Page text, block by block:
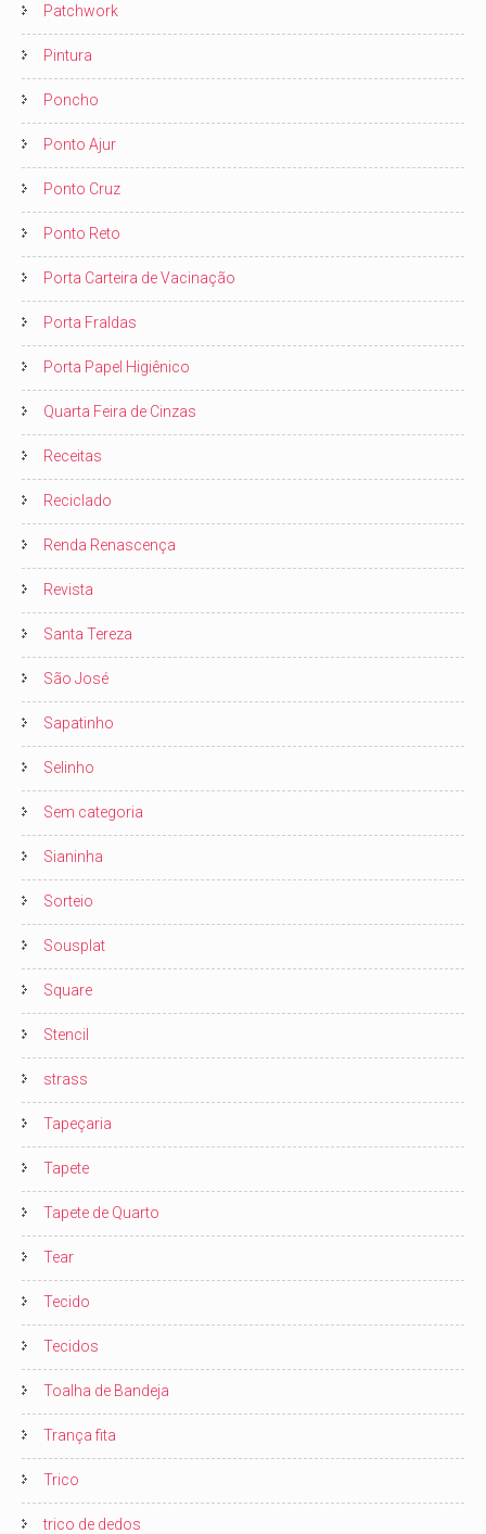
Patchwork
Pintura
Poncho
Ponto Ajur
Ponto Cruz
Ponto Reto
Porta Carteira de Vacinação
Porta Fraldas
Porta Papel Higiênico
Quarta Feira de Cinzas
Receitas
Reciclado
Renda Renascença
Revista
Santa Tereza
São José
Sapatinho
Selinho
Sem categoria
Sianinha
Sorteio
Sousplat
Square
Stencil
strass
Tapeçaria
Tapete
Tapete de Quarto
Tear
Tecido
Tecidos
Toalha de Bandeja
Trança fita
Trico
trico de dedos